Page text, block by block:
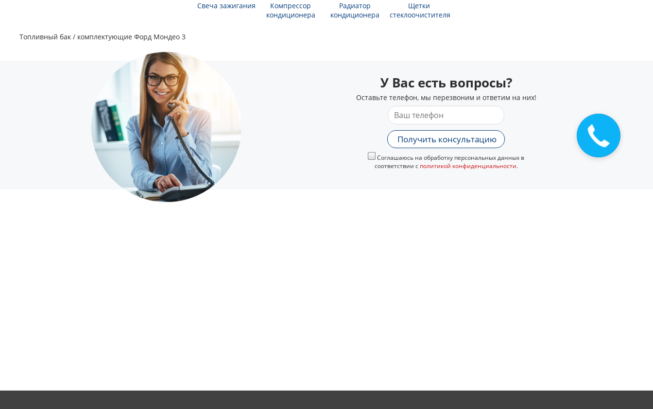
Свеча зажигания
Компрессор
кондиционера
Радиатор
кондиционера
Щетки
стеклоочистителя
Топливный бак / комплектующие Форд Мондео 3
У Вас есть вопросы?
Оставьте телефон, мы перезвоним и ответим на них!
Получить консультацию
Соглашаюсь на обработку персональных данных в
соответствии с политикой конфиденциальности.